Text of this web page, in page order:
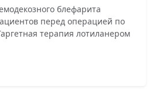
блефарита
перед операцией по
терапия лотиланером